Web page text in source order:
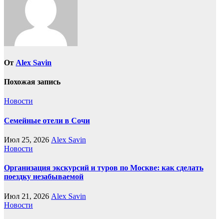
От Alex Savin
Похожая запись
Новости
Семейные отели в Сочи
Июл 25, 2026 Alex Savin
Новости
Организация экскурсий и туров по Москве: как сделать
поездку незабываемой
Июл 21, 2026 Alex Savin
Новости